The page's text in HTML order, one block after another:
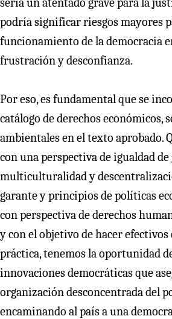
podría significar riesgos mayores
funcionamiento de la democracia
frustración y desconfianza.
Por eso, es fundamental que se
catálogo de derechos económicos,
ambientales en el texto aprobado.
con una perspectiva de igualdad de
multiculturalidad y
garante y principios de políticas
con perspectiva de derechos
y con el objetivo de hacer efectivos
práctica, tenemos la oportunidad
innovaciones democráticas que
organización desconcentrada del
encaminando al país a una